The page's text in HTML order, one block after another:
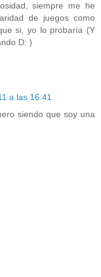
siempre me he
de juegos como
si, yo lo probaría (Y
D: )
a las 16:41
siendo que soy una